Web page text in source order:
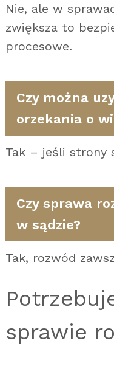
Nie, ale w
zwiększa to
procesowe.
Czy można
orzekania o
Tak – jeśli strony
Czy sprawa
w sądzie?
Tak, rozwód
sprawie